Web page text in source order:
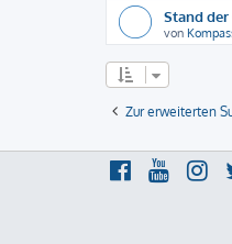
Stand
von
Zur erweiterten